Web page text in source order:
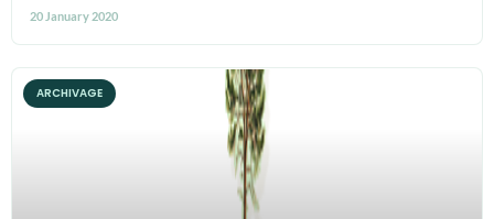
20 January 2020
ARCHIVAGE